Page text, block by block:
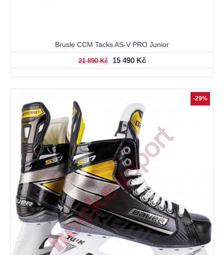
Brusle CCM Tacks AS-V PRO Junior
21 890 Kč 15 490 Kč
-29%